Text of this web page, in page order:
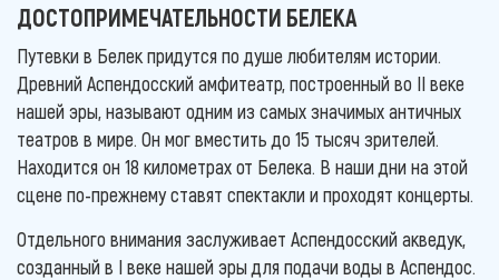
ДОСТОПРИМЕЧАТЕЛЬНОСТИ БЕЛЕКА
Путевки в Белек придутся по душе любителям истории.
Древний Аспендосский амфитеатр, построенный во II веке
нашей эры, называют одним из самых значимых античных
театров в мире. Он мог вместить до 15 тысяч зрителей.
Находится он 18 километрах от Белека. В наши дни на этой
сцене по-прежнему ставят спектакли и проходят концерты.
Отдельного внимания заслуживает Аспендосский акведук,
созданный в I веке нашей эры для подачи воды в Аспендос.